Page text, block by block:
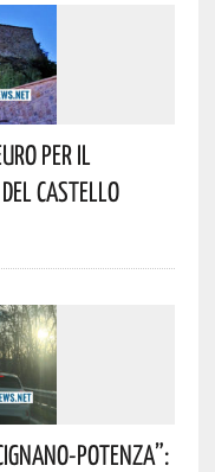
Per Il
Castello
Potenza”: